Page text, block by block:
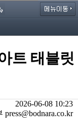
트 태블릿
2026-06-08 10:23
press@bodnara.co.kr